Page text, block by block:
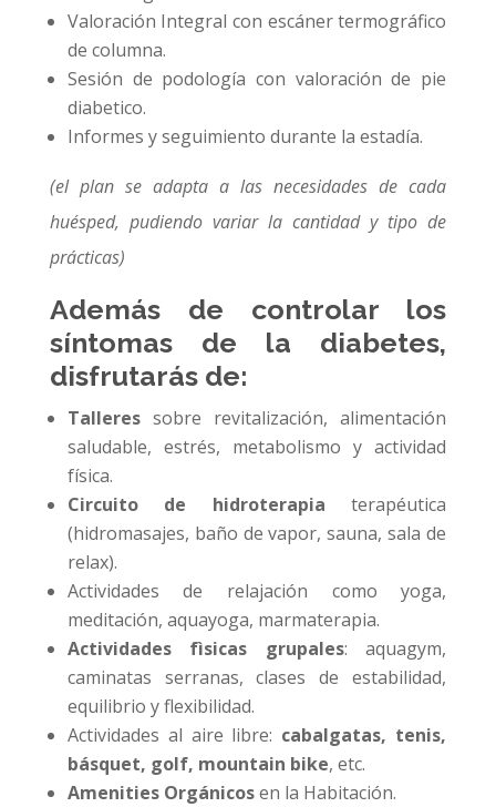
Valoración Integral con escáner termográfico
de columna.
Sesión de podología con valoración de pie
diabetico.
Informes y seguimiento durante la estadía.
(el plan se adapta a las necesidades de cada
huésped, pudiendo variar la cantidad y tipo de
prácticas)
Además de controlar los
síntomas de la diabetes,
disfrutarás de:
Talleres sobre revitalización, alimentación
saludable, estrés, metabolismo y actividad
física.
Circuito de hidroterapia
terapéutica
(hidromasajes, baño de vapor, sauna, sala de
relax).
Actividades de relajación como yoga,
meditación, aquayoga, marmaterapia.
Actividades fìsicas grupales: aquagym,
caminatas serranas, clases de estabilidad,
equilibrio y flexibilidad.
Actividades al aire libre: cabalgatas, tenis,
básquet, golf, mountain bike, etc.
Amenities Orgánicosen la Habitación.